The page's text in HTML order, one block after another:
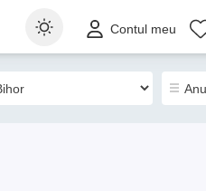
Contul meu
Sortează